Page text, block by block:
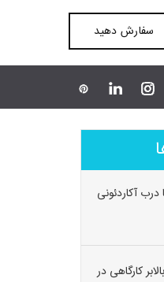
سفارش دهید
درب آکاردئونی
کارگاهی در